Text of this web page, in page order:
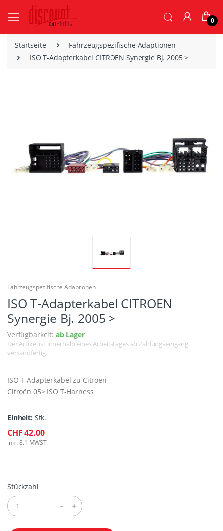
0
Startseite
Fahrzeugspezifische Adaptionen
ISO T-Adapterkabel CITROEN Synergie Bj. 2005 >
Fahrzeugspezifische Adaptionen
ISO T-Adapterkabel CITROEN
Synergie Bj. 2005 >
Verfügbarkeit: ab Lager
Der Artikel ist innerhalb eines Arbeitstages ab Zahlungseingang
versandfertig.
ISO T-Adapterkabel zu Citroen
Citroën 05> ISO T-Harness
Einheit: Stk.
CHF 42.00
inkl. 8.1 MWST
Stückzahl